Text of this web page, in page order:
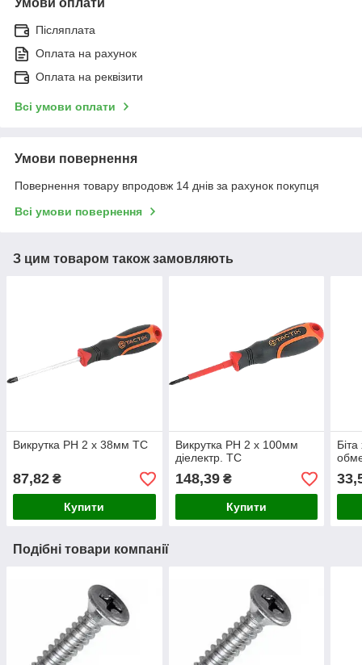
Післяплата
Оплата на рахунок
Оплата на реквізити
Всі умови оплати
Умови повернення
Повернення товару впродовж 14 днів за рахунок покупця
Всі умови повернення
З цим товаром також замовляють
Викрутка PH 2 х 38мм TC
87,82 ₴
Купити
Викрутка PH 2 х 100мм
діелектр. TC
148,39₴
Купити
Подібні товари компанії